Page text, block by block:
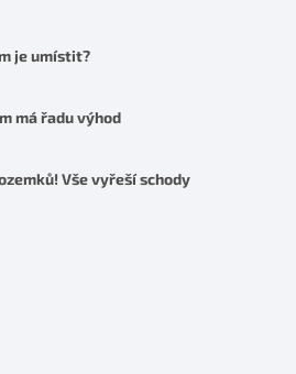
je umístit?
má řadu výhod
Vše vyřeší schody